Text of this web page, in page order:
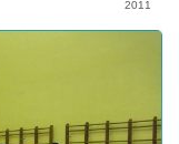
2011